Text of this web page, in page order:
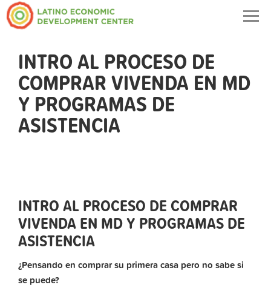
INTRO AL PROCESO DE
COMPRAR VIVENDA EN MD
Y PROGRAMAS DE
ASISTENCIA
INTRO AL PROCESO DE COMPRAR
VIVENDA EN MD Y PROGRAMAS DE
ASISTENCIA
¿Pensando en comprar su primera casa pero no sabe si
se puede?